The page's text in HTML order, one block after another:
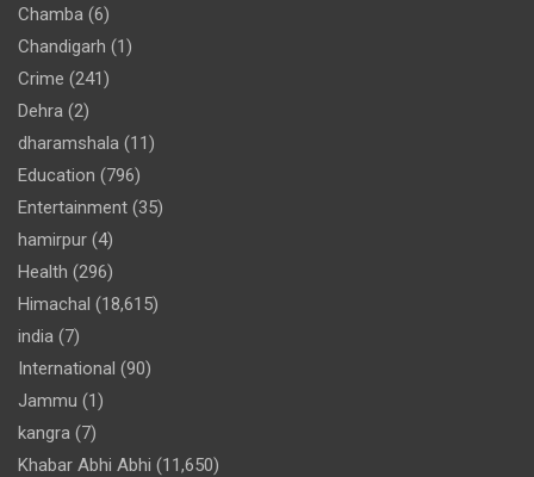
Chamba (6)
Chandigarh (1)
Crime (241)
Dehra (2)
dharamshala (11)
Education (796)
Entertainment (35)
hamirpur (4)
Health (296)
Himachal (18,615)
india (7)
International (90)
Jammu (1)
kangra (7)
Khabar Abhi Abhi (11,650)